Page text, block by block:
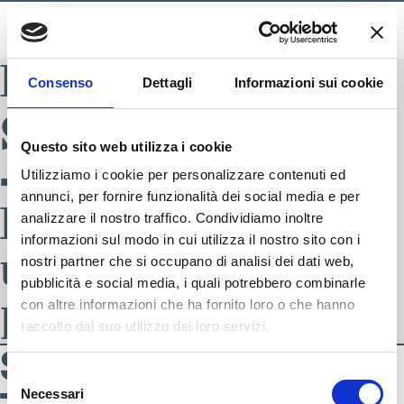
Consenso Dettagli Informazioni sui cookie
Questo sito web utilizza i cookie
Utilizziamo i cookie per personalizzare contenuti ed
annunci, per fornire funzionalità dei social media e per
analizzare il nostro traffico. Condividiamo inoltre
informazioni sul modo in cui utilizza il nostro sito con i
nostri partner che si occupano di analisi dei dati web,
pubblicità e social media, i quali potrebbero combinarle
con altre informazioni che ha fornito loro o che hanno
raccolto dal suo utilizzo dei loro servizi.
Selezione
delNecessari
BLADE INDEX
S4091369-001
– TENNIS –
PADEL 23
unisex tennis-
padel
S4091369-001 –